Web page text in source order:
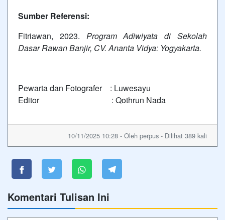
Sumber Referensi:
Fitriawan, 2023. Program Adiwiyata di Sekolah
Dasar Rawan Banjir, CV. Ananta Vidya: Yogyakarta.
Pewarta dan Fotografer : Luwesayu
Editor : Qothrun Nada
10/11/2025 10:28 - Oleh perpus - Dilihat 389 kali
Komentari Tulisan Ini